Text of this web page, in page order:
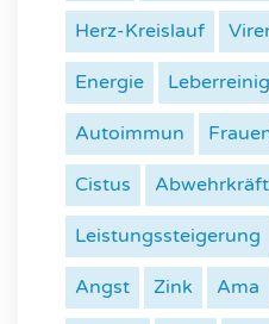
Herz-Kreislauf
Energie
Autoimmun
Cistus
Leistungssteigerung
Angst Zink Ama